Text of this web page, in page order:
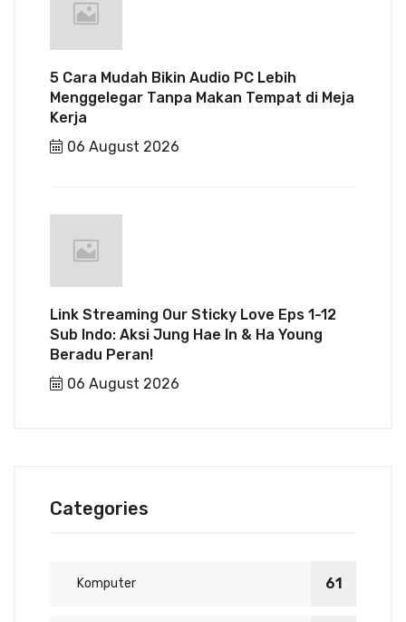
5 Cara Mudah Bikin Audio PC Lebih
Menggelegar Tanpa Makan Tempat di Meja
Kerja
06 August 2026
Link Streaming Our Sticky Love Eps 1-12
Sub Indo: Aksi Jung Hae In & Ha Young
Beradu Peran!
06 August 2026
Categories
Komputer 61